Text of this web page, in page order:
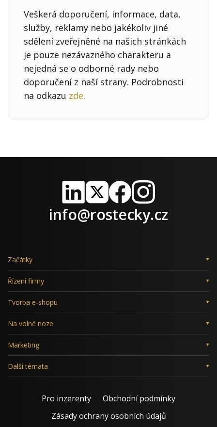
Veškerá doporučení, informace, data,
služby, reklamy nebo jakékoliv jiné
sdělení zveřejněné na našich stránkách
je pouze nezávazného charakteru a
nejedná se o odborné rady nebo
doporučení z naší strany. Podrobnosti
na odkazu zde.
LinkedIn
X FacebookInstagram
info@rostecky.cz
Začátky
Řízení firmy
Tvorba e-shopu
Na volné noze
Marketing
Další témata
Pro inzerenty
Obchodní podmínky
Zásady ochrany osobních údajů